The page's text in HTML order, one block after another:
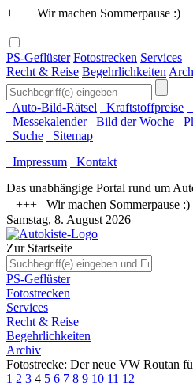
+++ Wir machen Sommerpause :)
PS-Geflüster Fotostrecken Services
Recht & Reise Begehrlichkeiten
Auto-Bild-Rätsel Kraftstoffpreise
Messekalender
Bild der Woche
Suche
Sitemap
Impressum
Kontakt
Das unabhängige Portal rund um
+++ Wir machen Sommerpause
Samstag, 8. August 2026
Zur Startseite
PS-Geflüster
Fotostrecken
Services
Recht & Reise
Begehrlichkeiten
Archiv
Fotostrecke: Der neue VW Routan
1 2 3 4 5 6 7 8 9 10 11 12